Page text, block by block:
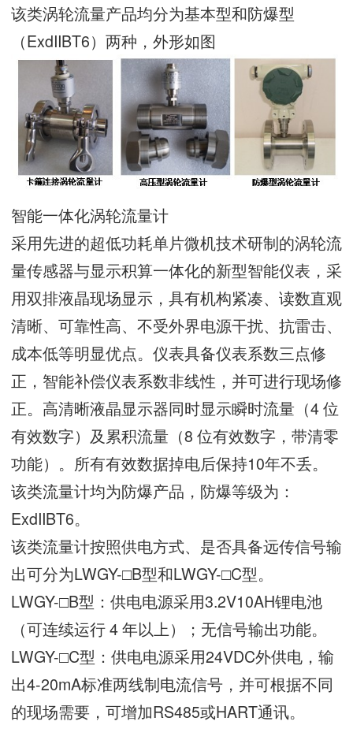
该类涡轮流量产品均分为基本型和防爆型
（ExdIIBT6）两种，外形如图
智能一体化涡轮流量计
采用先进的超低功耗单片微机技术研制的涡轮流
量传感器与显示积算一体化的新型智能仪表，采
用双排液晶现场显示，具有机构紧凑、读数直观
清晰、可靠性高、不受外界电源干扰、抗雷击、
成本低等明显优点。仪表具备仪表系数三点修
正，智能补偿仪表系数非线性，并可进行现场修
正。高清晰液晶显示器同时显示瞬时流量（4 位
有效数字）及累积流量（8 位有效数字，带清零
功能）。所有有效数据掉电后保持10年不丢。
该类流量计均为防爆产品，防爆等级为：
ExdIIBT6。
该类流量计按照供电方式、是否具备远传信号输
出可分为LWGY-□B型和LWGY-□C型。
LWGY-□B型：供电电源采用3.2V10AH锂电池
（可连续运行 4 年以上）；无信号输出功能。
LWGY-□C型：供电电源采用24VDC外供电，输
出4-20mA标准两线制电流信号，并可根据不同
的现场需要，可增加RS485或HART通讯。